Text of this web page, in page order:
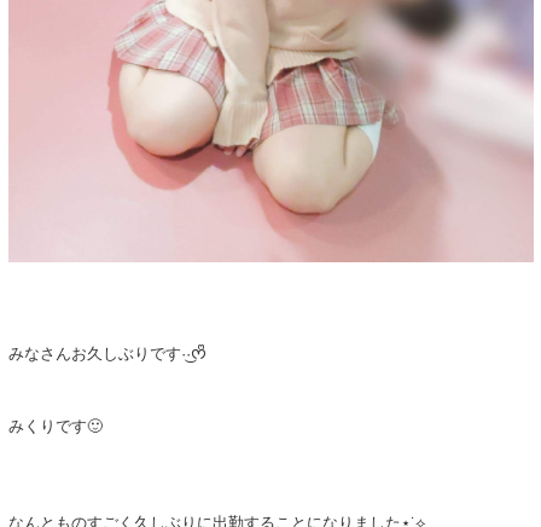
みなさんお久しぶりです·͜·ᰔᩚ
みくりです🙂
なんとものすごく久しぶりに出勤することになりました⋆˙⟡